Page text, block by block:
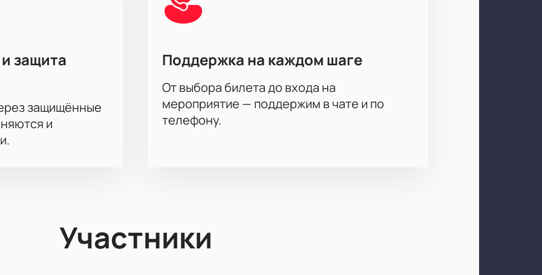
защита
защищённые
и
Поддержка на каждом шаге
От выбора билета до входа на
мероприятие — поддержим в чате и по
телефону.
Участники